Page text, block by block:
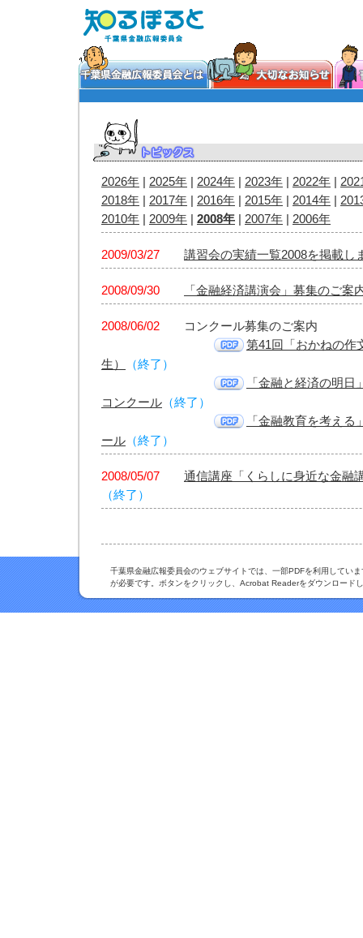
2026年 | 2025年 | 2024年 | 2023年 | 2022年 |
2018年 | 2017年 | 2016年 | 2015年 | 2014年 |
2010年 | 2009年 | 2008年 | 2007年 | 2006年
2009/03/27 講習会の実績一覧2008を掲載し
2008/09/30 「金融経済講演会」募集のご案
2008/06/02 コンクール募集のご案内
第41回「おかねの作
生）
（終了）
「金融と経済の明
コンクール （終了）
「金融教育を考え
ール （終了）
2008/05/07
通信講座「くらしに身近な金融
（終了）
千葉県金融広報委員会のウェブサイトでは、一部PDFを利用してい
が必要です。ボタンをクリックし、Acrobat Readerをダウンロード